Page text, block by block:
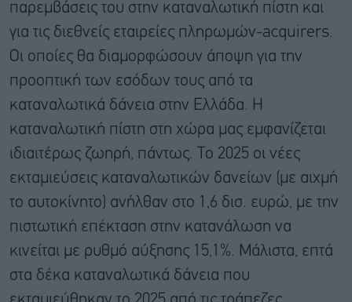
παρεμβάσεις του στην καταναλωτική πίστη και
για τις διεθνείς εταιρείες πληρωμών-acquirers.
Οι οποίες θα διαμορφώσουν άποψη για την
προοπτική των εσόδων τους από τα
καταναλωτικά δάνεια στην Ελλάδα. Η
καταναλωτική πίστη στη χώρα μας εμφανίζεται
ιδιαιτέρως ζωηρή, πάντως. Το 2025 οι νέες
εκταμιεύσεις καταναλωτικών δανείων (με αιχμή
το αυτοκίνητο) ανήλθαν στο 1,6 δισ. ευρώ, με την
πιστωτική επέκταση στην κατανάλωση να
κινείται με ρυθμό αύξησης 15,1%. Μάλιστα, επτά
στα δέκα καταναλωτικά δάνεια που